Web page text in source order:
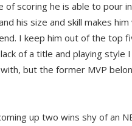
of scoring he is able to pour
his size and skill makes
I keep him out of the top
of a title and playing style I
but the former MVP
up two wins shy of an